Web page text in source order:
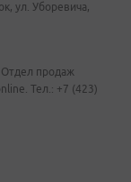
ул. Уборевича,
Отдел продаж
Тел.: +7 (423)